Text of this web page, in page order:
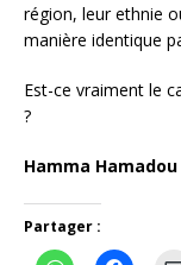
région, leur ethnie
manière identique
Est-ce vraiment le
?
Hamma Hamadou
Partager :